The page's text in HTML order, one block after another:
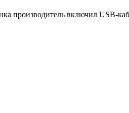
производитель включил USB-